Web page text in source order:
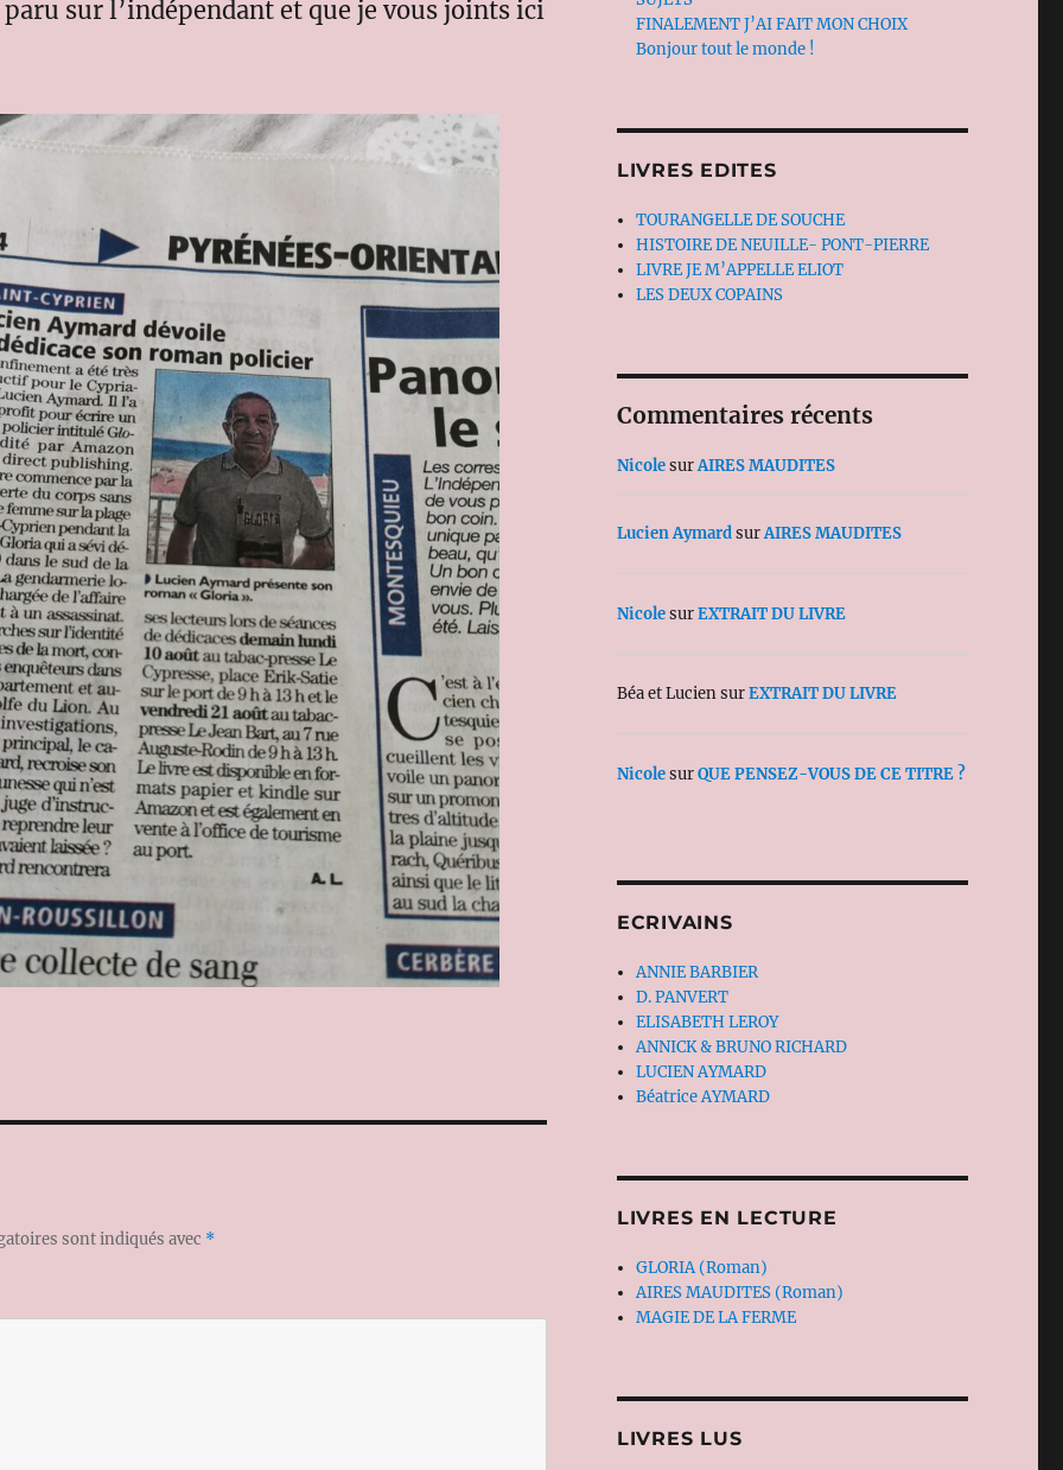
sur l’indépendant et que je vous joints ici
sont indiqués avec *
FINALEMENT J’AI FAIT MON CHOIX
Bonjour tout le monde !
LIVRES EDITES
TOURANGELLE DE SOUCHE
HISTOIRE DE NEUILLE- PONT-PIERRE
LIVRE JE M’APPELLE ELIOT
LES DEUX COPAINS
Commentaires récents
NicolesurAIRES MAUDITES
Lucien AymardsurAIRES MAUDITES
NicolesurEXTRAIT DU LIVRE
Béa et LuciensurEXTRAIT DU LIVRE
NicolesurQUE PENSEZ-VOUS DE CE TITRE ?
ECRIVAINS
ANNIE BARBIER
D. PANVERT
ELISABETH LEROY
ANNICK & BRUNO RICHARD
LUCIEN AYMARD
Béatrice AYMARD
LIVRES EN LECTURE
GLORIA (Roman)
AIRES MAUDITES (Roman)
MAGIE DE LA FERME
LIVRES LUS